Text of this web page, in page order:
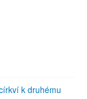
k druhému